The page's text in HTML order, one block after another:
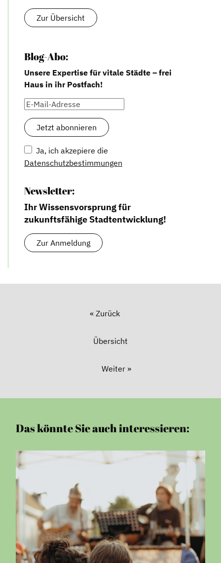
Zur Übersicht
Blog-Abo:
Unsere Expertise für vitale Städte – frei
Haus in ihr Postfach!
Ja, ich akzepiere die
Datenschutzbestimmungen
Newsletter:
Ihr Wissensvorsprung für
zukunftsfähige Stadtentwicklung!
Zur Anmeldung
« Zurück
Übersicht
Weiter »
Das könnte Sie auch interessieren: